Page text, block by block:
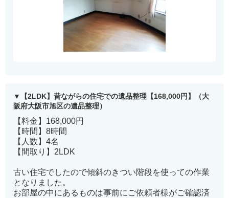
【2LDK】昔ながらの住宅での遺品整理【168,000円】（大
阪府大阪市旭区の遺品整理）
【料金】168,000円
【時間】8時間
【人数】4名
【間取り】2LDK
古い住宅でしたので傾斜のきつい階段を使っての作業
となりました。
お部屋の中にあるものは事前にご依頼者様がご確認済